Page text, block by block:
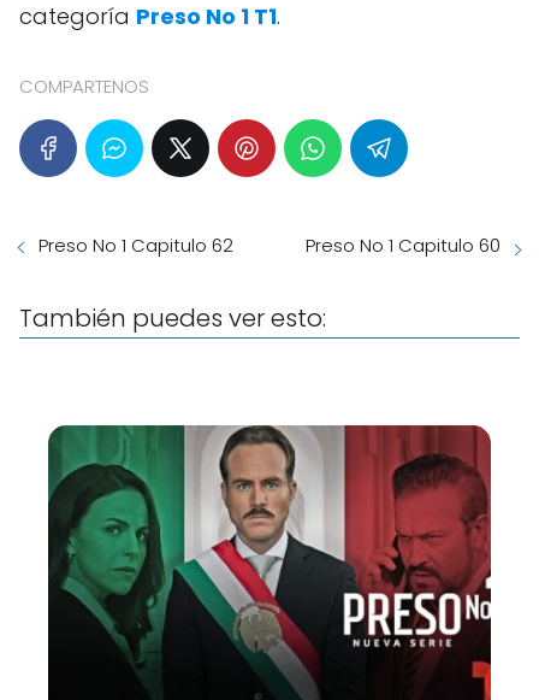
categoría Preso No 1 T1.
COMPARTENOS
Preso No 1 Capitulo 62 Preso No 1 Capitulo 60
También puedes ver esto: